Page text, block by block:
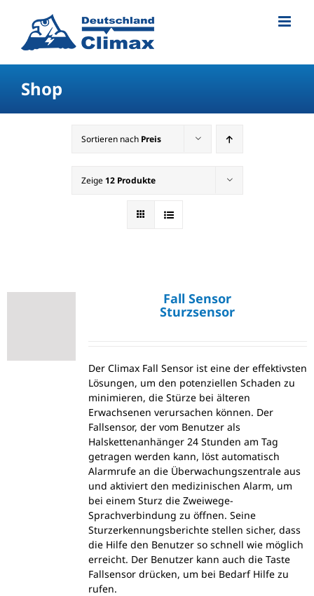
Shop
Sortieren nach Preis
Zeige 12 Produkte
Fall Sensor
Sturzsensor
Der Climax Fall Sensor ist eine der effektivsten
Lösungen, um den potenziellen Schaden zu
minimieren, die Stürze bei älteren
Erwachsenen verursachen können. Der
Fallsensor, der vom Benutzer als
Halskettenanhänger 24 Stunden am Tag
getragen werden kann, löst automatisch
Alarmrufe an die Überwachungszentrale aus
und aktiviert den medizinischen Alarm, um
bei einem Sturz die Zweiwege-
Sprachverbindung zu öffnen. Seine
Sturzerkennungsberichte stellen sicher, dass
die Hilfe den Benutzer so schnell wie möglich
erreicht. Der Benutzer kann auch die Taste
Fallsensor drücken, um bei Bedarf Hilfe zu
rufen.